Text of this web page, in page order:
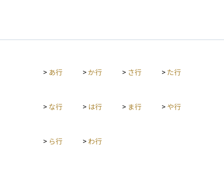
> あ行 >か行 > さ行 > た行
> な行 > は行 > ま行 > や行
> ら行 > わ行